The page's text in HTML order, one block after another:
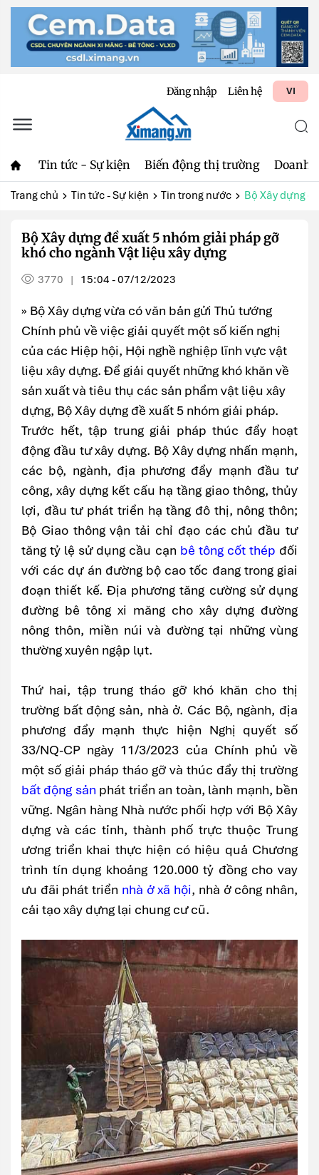
Đăng nhập Liên hệ VI
Tin tức - Sự kiện Biến động thị trường Doanh
Trang chủ Tin tức - Sự kiện Tin trong nước Bộ Xây dựng
Bộ Xây dựng đề xuất 5 nhóm giải pháp gỡ
khó cho ngành Vật liệu xây dựng
3770 | 15:04 - 07/12/2023
» Bộ Xây dựng vừa có văn bản gửi Thủ tướng
Chính phủ về việc giải quyết một số kiến nghị
của các Hiệp hội, Hội nghề nghiệp lĩnh vực vật
liệu xây dựng. Để giải quyết những khó khăn về
sản xuất và tiêu thụ các sản phẩm vật liệu xây
dựng, Bộ Xây dựng đề xuất 5 nhóm giải pháp.
Trước hết, tập trung giải pháp thúc đẩy hoạt
động đầu tư xây dựng. Bộ Xây dựng nhấn mạnh,
các bộ, ngành, địa phương đẩy mạnh đầu tư
công, xây dựng kết cấu hạ tầng giao thông, thủy
lợi, đầu tư phát triển hạ tầng đô thị, nông thôn;
Bộ Giao thông vận tải chỉ đạo các chủ đầu tư
tăng tỷ lệ sử dụng cầu cạn bê tông cốt thép đối
với các dự án đường bộ cao tốc đang trong giai
đoạn thiết kế. Địa phương tăng cường sử dụng
đường bê tông xi măng cho xây dựng đường
nông thôn, miền núi và đường tại những vùng
thường xuyên ngập lụt.
Thứ hai, tập trung tháo gỡ khó khăn cho thị
trường bất động sản, nhà ở. Các Bộ, ngành, địa
phương đẩy mạnh thực hiện Nghị quyết số
33/NQ-CP ngày 11/3/2023 của Chính phủ về
một số giải pháp tháo gỡ và thúc đẩy thị trường
bất động sản phát triển an toàn, lành mạnh, bền
vững. Ngân hàng Nhà nước phối hợp với Bộ Xây
dựng và các tỉnh, thành phố trực thuộc Trung
ương triển khai thực hiện có hiệu quả Chương
trình tín dụng khoảng 120.000 tỷ đồng cho vay
ưu đãi phát triển nhà ở xã hội, nhà ở công nhân,
cải tạo xây dựng lại chung cư cũ.